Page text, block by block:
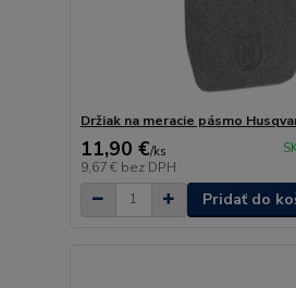
Držiak na meracie pásmo
11,90 €/ks
9,67 € bez DPH
Pridať do